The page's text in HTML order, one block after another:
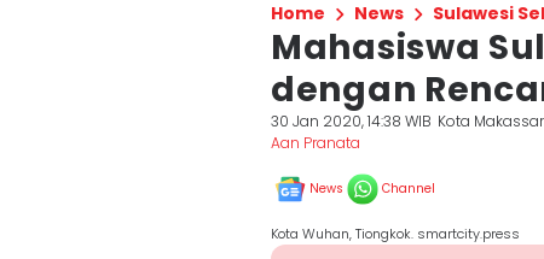
Home News Sulawesi
Mahasiswa
dengan
30 Jan 2020, 14:38 WIB Kota Makassar
Aan Pranata
News Channel
Kota Wuhan, Tiongkok. smartcity.press